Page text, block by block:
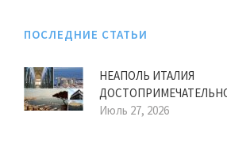
ПОСЛЕДНИЕ СТАТЬИ
НЕАПОЛЬ ИТАЛИЯ
Июль 27, 2026